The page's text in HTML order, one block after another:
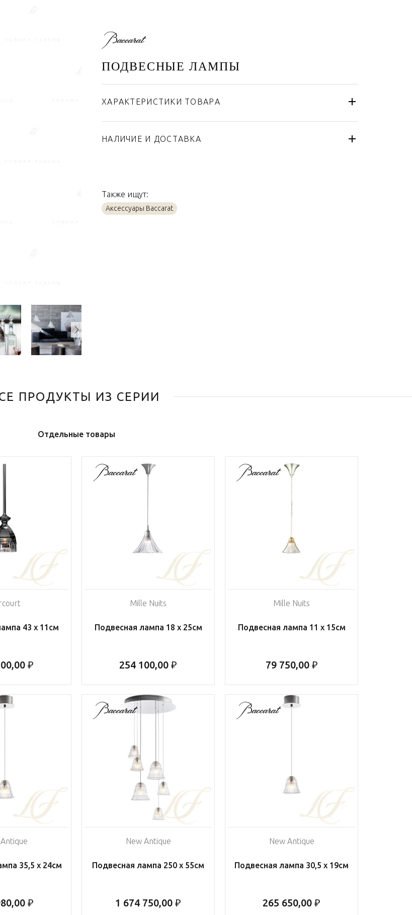
ПОДВЕСНЫЕ ЛАМПЫ
ХАРАКТЕРИСТИКИ ТОВАРА
Материал
Золото, Хрусталь
НАЛИЧИЕ И ДОСТАВКА
Также ищут:
Аксессуары Baccarat
ПРОДУКТЫ ИЗ СЕРИИ
Отдельные товары
43 x 11см
₽
Mille Nuits
Подвесная лампа 18 x 25см
254 100,00 ₽
Mille Nuits
Подвесная лампа 11 x 15см
79 750,00 ₽
35,5 х 24см
₽
New Antique
Подвесная лампа 250 х 55см
1 674 750,00 ₽
New Antique
Подвесная лампа 30,5 х 19см
265 650,00 ₽